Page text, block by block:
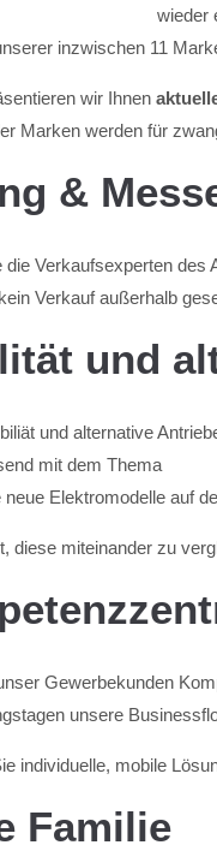
wieder
inzwischen 11
wir Ihnen
Marken werden für
&
Verkaufsexperten
Verkauf außerhalb
und
und alternative
mit dem Thema
Elektromodelle auf
diese miteinander zu
Gewerbekunden
unsere
individuelle, mobile
Familie